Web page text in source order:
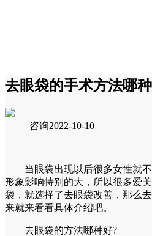
去眼袋的手术方法哪
咨询2022-10-10
当眼袋出现以后很多女性就不
形象影响特别的大，所以很多爱
袋，就选择了去眼袋改善，那么
来就来看看具体介绍吧。
去眼袋的方法哪种好?